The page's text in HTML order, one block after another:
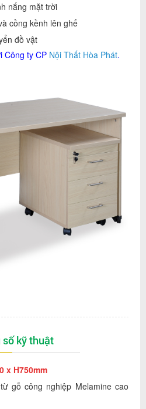
nắng mặt trời
cồng kềnh lên ghế
đồ vật
Công ty CP Nội Thất Hòa Phát.
số kỹ thuật
x H750mm
gỗ công nghiệp Melamine cao